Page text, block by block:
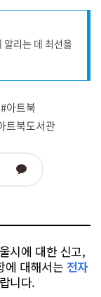
알리는 데 최선을
#아트북
트북도서관
카
시에 대한 신고,
에 대해서는 전자
니다.